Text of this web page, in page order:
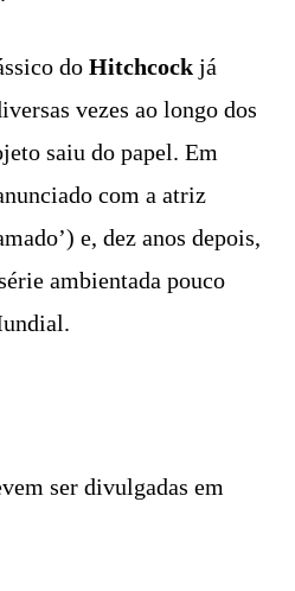
do Hitchcock já
vezes ao longo dos
saiu do papel. Em
com a atriz
e, dez anos depois,
ambientada pouco
ser divulgadas em